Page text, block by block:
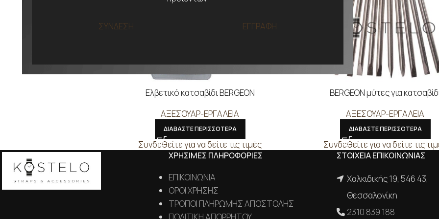
ΣΥΝΔΕΣΗ ΕΓΓΡΑΦΗ
Ελβετικό κατσαβίδι BERGEON
ΑΞΕΣΟΥΑΡ-ΕΡΓΑΛΕΙΑ
ΔΙΑΒΑΣΤΕ ΠΕΡΙΣΣΟΤΕΡΑ
Συνδεθείτε για να δείτε τις τιμές
BERGEON μύτες για
ΑΞΕΣΟΥΑΡ-ΕΡΓΑΛΕΙΑ
ΔΙΑΒΑΣΤΕ ΠΕΡΙΣΣΟΤΕΡΑ
Συνδεθείτε για να δείτε τις
ΧΡΗΣΙΜΕΣ ΠΛΗΡΟΦΟΡΙΕΣ
ΕΠΙΚΟΙΝΩΝΙΑ
ΟΡΟΙ ΧΡΗΣΗΣ
ΤΡΟΠΟΙ ΠΛΗΡΩΜΗΣ ΑΠΟΣΤΟΛΗΣ
ΣΤΟΙΧΕΙΑ ΕΠΙΚΟΙΝΩΝΙΑΣ
Χαλκιδικής 19, 546 43,
Θεσσαλονίκη
2310 839 188